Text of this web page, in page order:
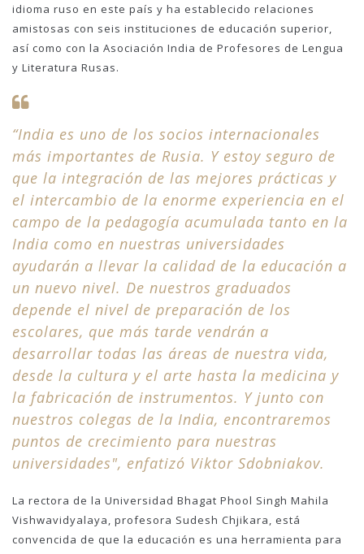
idioma ruso en este país y ha establecido relaciones
amistosas con seis instituciones de educación superior,
así como con la Asociación India de Profesores de Lengua
y Literatura Rusas.
“India es uno de los socios internacionales
más importantes de Rusia. Y estoy seguro de
que la integración de las mejores prácticas y
el intercambio de la enorme experiencia en el
campo de la pedagogía acumulada tanto en la
India como en nuestras universidades
ayudarán a llevar la calidad de la educación a
un nuevo nivel. De nuestros graduados
depende el nivel de preparación de los
escolares, que más tarde vendrán a
desarrollar todas las áreas de nuestra vida,
desde la cultura y el arte hasta la medicina y
la fabricación de instrumentos. Y junto con
nuestros colegas de la India, encontraremos
puntos de crecimiento para nuestras
universidades", enfatizó Viktor Sdobniakov.
La rectora de la Universidad Bhagat Phool Singh Mahila
Vishwavidyalaya, profesora Sudesh Chjikara, está
convencida de que la educación es una herramienta para